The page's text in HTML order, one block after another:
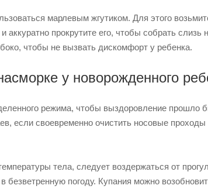
марлевым жгутиком. Для этого
прокрутите его, чтобы собрать слизь
чтобы не вызвать дискомфорт у ребенка.
у новорожденного
режима, чтобы выздоровление прошло
если своевременно очистить носовые
тела, следует воздержаться от
безветренную погоду. Купания можно